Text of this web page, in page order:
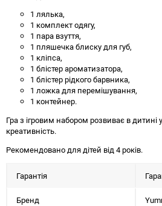
1 лялька,
1 комплект одягу,
1 пара взуття,
1 пляшечка блиску для губ,
1 кліпса,
1 блістер ароматизатора,
1 блістер рідкого барвника,
1 ложка для перемішування,
1 контейнер.
Гра з ігровим набором розвиває в дитині
креативність.
Рекомендовано для дітей від 4 років.
Гарантія
Бренд